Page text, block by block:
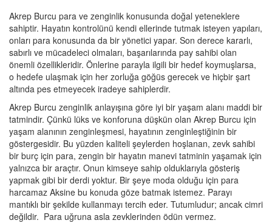
Akrep Burcu para ve zenginlik konusunda doğal yeteneklere
sahiptir. Hayatın kontrolünü kendi ellerinde tutmak isteyen yapıları,
onları para konusunda da bir yönetici yapar. Son derece kararlı,
sabırlı ve mücadeleci olmaları, başarılarında pay sahibi olan
önemli özellikleridir. Önlerine parayla ilgili bir hedef koymuşlarsa,
o hedefe ulaşmak için her zorluğa göğüs gerecek ve hiçbir şart
altında pes etmeyecek iradeye sahiplerdir.
Akrep Burcu zenginlik anlayışına göre iyi bir yaşam alanı maddi bir
tatmindir. Çünkü lüks ve konforuna düşkün olan Akrep Burcu için
yaşam alanının zenginleşmesi, hayatının zenginleştiğinin bir
göstergesidir. Bu yüzden kaliteli şeylerden hoşlanan, zevk sahibi
bir burç için para, zengin bir hayatın manevi tatminin yaşamak için
yalnızca bir araçtır. Onun kimseye sahip olduklarıyla gösteriş
yapmak gibi bir derdi yoktur. Bir şeye moda olduğu için para
harcamaz Aksine bu konuda göze batmak istemez. Parayı
mantıklı bir şekilde kullanmayı tercih eder. Tutumludur; ancak cimri
değildir. Para uğruna asla zevklerinden ödün vermez.